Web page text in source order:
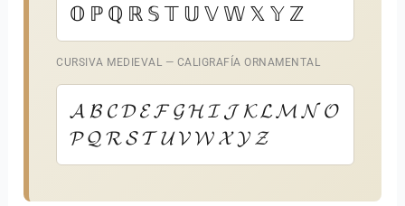
𝕆 ℙ ℚ ℝ 𝕊 𝕋 𝕌 𝕍 𝕎 𝕏 𝕐 ℤ
CURSIVA MEDIEVAL — CALIGRAFÍA ORNAMENTAL
𝓐 𝓑 𝓒 𝓓 𝓔 𝓕 𝓖 𝓗 𝓘 𝓙 𝓚 𝓛 𝓜 𝓝 𝓞
𝓟 𝓠 𝓡 𝓢 𝓣 𝓤 𝓥 𝓦 𝓧 𝓨 𝓩